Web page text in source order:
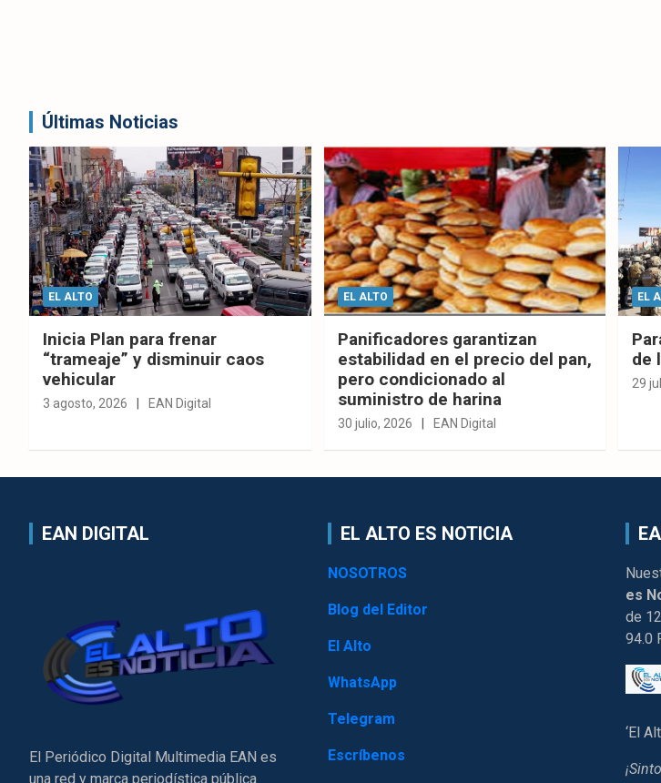
Últimas Noticias
EL ALTO
Inicia Plan para frenar
“trameaje” y disminuir caos
vehicular
3 agosto, 2026 EAN Digital
EL ALTO
Panificadores garantizan
estabilidad en el precio del pan,
pero condicionado al
suministro de harina
30 julio, 2026 EAN Digital
EL
de
29
EAN DIGITAL
El Periódico Digital Multimedia EAN es
una red y marca periodística pública
EL ALTO ES NOTICIA
NOSOTROS
Blog del Editor
El Alto
WhatsApp
Telegram
Escríbenos
es
de
94.0
‘El